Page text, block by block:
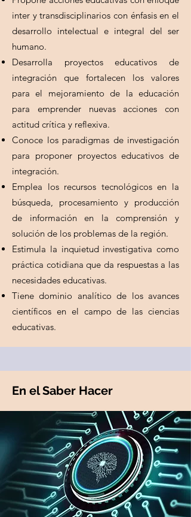
inter y transdisciplinarios con énfasis en el
desarrollo intelectual e integral del ser
humano.
Desarrolla proyectos educativos de
integración que fortalecen los valores
para el mejoramiento de la educación
para emprender nuevas acciones con
actitud crítica y reflexiva.
Conoce los paradigmas de investigación
para proponer proyectos educativos de
integración.
Emplea los recursos tecnológicos en la
búsqueda, procesamiento y producción
de información en la comprensión y
solución de los problemas de la región.
Estimula la inquietud investigativa como
práctica cotidiana que da respuestas a las
necesidades educativas.
Tiene dominio analítico de los avances
científicos en el campo de las ciencias
educativas.
En el Saber Hacer